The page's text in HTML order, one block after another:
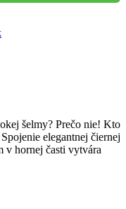
šelmy? Prečo nie! Kto
elegantnej čiernej
v hornej časti vytvára